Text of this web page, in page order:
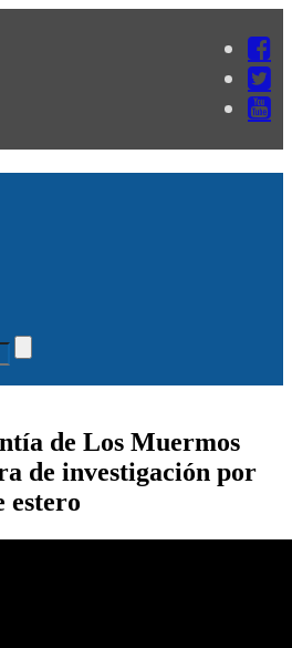
de Los Muermos
de investigación por
estero